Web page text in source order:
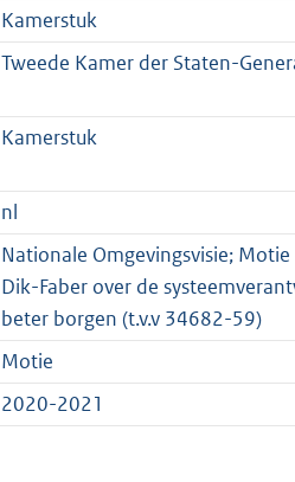
Kamerstuk
Tweede Kamer der Staten-
Kamerstuk
nl
Nationale Omgevingsvisie;
Dik-Faber over de
beter borgen (t.v.v 34682-59)
Motie
2020-2021